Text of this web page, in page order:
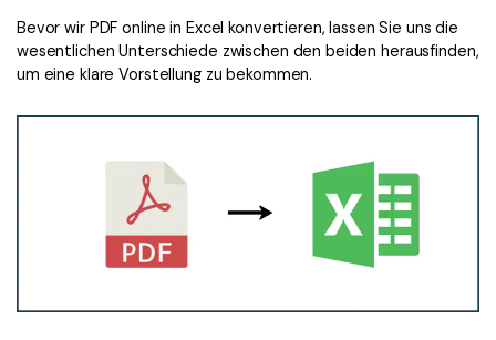
Bevor wir PDF online in Excel konvertieren, lassen Sie uns die
wesentlichen Unterschiede zwischen den beiden herausfinden,
um eine klare Vorstellung zu bekommen.